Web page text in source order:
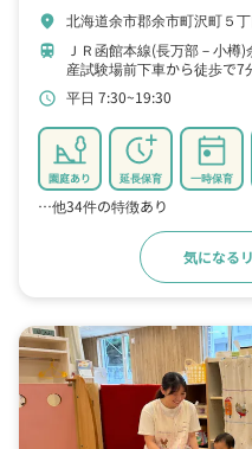
location_on 北海道余市郡余市町沢町５
train ＪＲ函館本線(長万部－小樽
産試験場前下車から徒歩で7
schedule 平日 7:30~19:30
園庭あり 延長保育 一時保育
…他34件の特徴あり
気になる